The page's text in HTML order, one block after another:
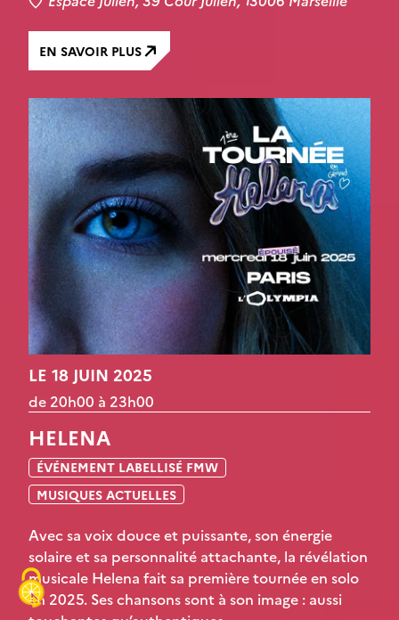
EN SAVOIR PLUS
LE 18 JUIN 2025
de 20h00 à 23h00
HELENA
ÉVÉNEMENT LABELLISÉ FMW
MUSIQUES ACTUELLES
Avec sa voix douce et puissante, son énergie
solaire et sa personnalité attachante, la révélation
musicale Helena fait sa première tournée en solo
en 2025. Ses chansons sont à son image : aussi